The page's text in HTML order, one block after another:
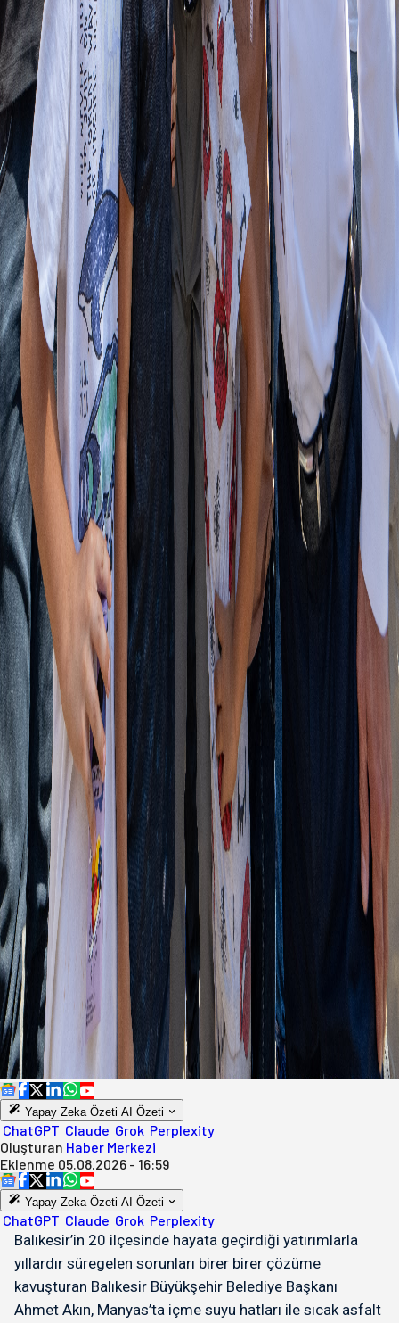
Yapay Zeka Özeti AI Özeti
ChatGPT Claude Grok Perplexity
Oluşturan Haber Merkezi
Eklenme 05.08.2026 - 16:59
Yapay Zeka Özeti AI Özeti
ChatGPT Claude Grok Perplexity
Balıkesir’in 20 ilçesinde hayata geçirdiği yatırımlarla
yıllardır süregelen sorunları birer birer çözüme
kavuşturan Balıkesir Büyükşehir Belediye Başkanı
Ahmet Akın, Manyas’ta içme suyu hatları ile sıcak asfalt